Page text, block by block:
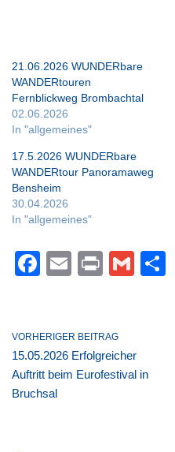
21.06.2026 WUNDERbare
WANDERtouren
Fernblickweg Brombachtal
02.06.2026
In "allgemeines"
17.5.2026 WUNDERbare
WANDERtour Panoramaweg
Bensheim
30.04.2026
In "allgemeines"
F
e
b
o
E
Pr
G
VORHERIGER BEITRAG
15.05.2026 Erfolgreicher
Auftritt beim Eurofestival in
Bruchsal